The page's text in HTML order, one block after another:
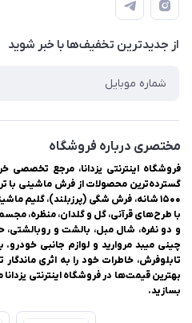
لیست محصولات
درباره ما
حریم خصوصی
سوالات متداول
از جدید‌ترین تخفیف‌ها با‌ خبر شوید
مختصری درباره فروشگاه
فروشگاه اینترنتی یزدانا، مرجع تخصصی
۱۵۰۰ شانه، فرش شگی (پرزبلند)، گلیم
با طرح‌های قرآنی، گل و گلدان، منظره،
و دو نفره، شال مبل، بالشت و
چینی میبد مروارید و لوازم جانبی
تابلوفرش، خاطرات خود را به اثری
بهترین قیمت‌ها در فروشگاه اینترنتی یزدانا
بسازید.